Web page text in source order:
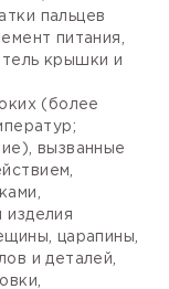
пальцев
питания,
крышки и
(более
вызванные
изделия
царапины,
и деталей,